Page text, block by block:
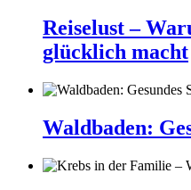
Reiselust –
glücklich macht
Waldbaden: